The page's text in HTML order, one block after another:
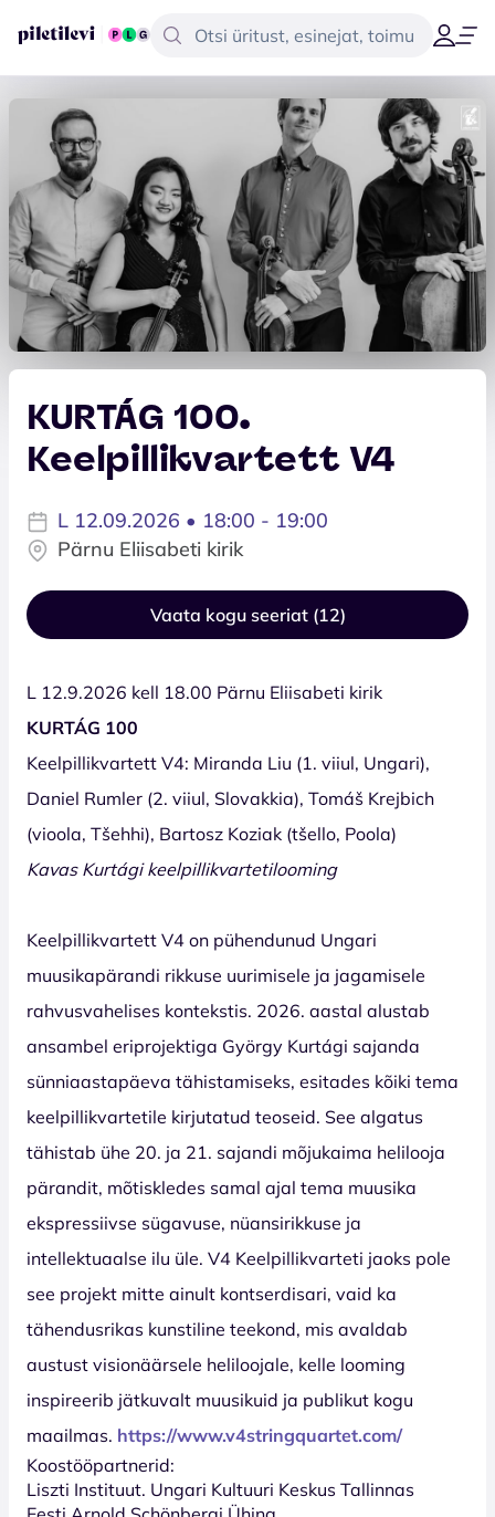
KURTÁG 100.
Keelpillikvartett V4
L 12.09.2026 • 18:00 - 19:00
Pärnu Eliisabeti kirik
Vaata kogu seeriat (12)
L 12.9.2026 kell 18.00 Pärnu Eliisabeti kirik
KURTÁG 100
Keelpillikvartett V4: Miranda Liu (1. viiul, Ungari),
Daniel Rumler (2. viiul, Slovakkia), Tomáš Krejbich
(vioola, Tšehhi), Bartosz Koziak (tšello, Poola)
Kavas Kurtági keelpillikvartetilooming
Keelpillikvartett V4 on pühendunud Ungari
muusikapärandi rikkuse uurimisele ja jagamisele
rahvusvahelises kontekstis. 2026. aastal alustab
ansambel eriprojektiga György Kurtági sajanda
sünniaastapäeva tähistamiseks, esitades kõiki tema
keelpillikvartetile kirjutatud teoseid. See algatus
tähistab ühe 20. ja 21. sajandi mõjukaima helilooja
pärandit, mõtiskledes samal ajal tema muusika
ekspressiivse sügavuse, nüansirikkuse ja
intellektuaalse ilu üle. V4 Keelpillikvarteti jaoks pole
see projekt mitte ainult kontserdisari, vaid ka
tähendusrikas kunstiline teekond, mis avaldab
austust visionäärsele heliloojale, kelle looming
inspireerib jätkuvalt muusikuid ja publikut kogu
maailmas. https://www.v4stringquartet.com/
Koostööpartnerid:
Liszti Instituut. Ungari Kultuuri Keskus Tallinnas